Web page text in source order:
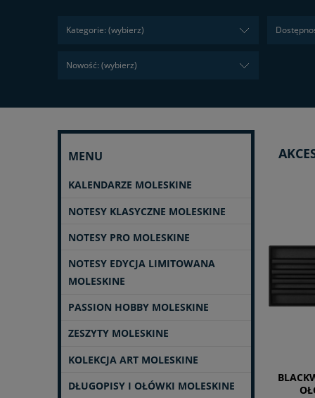
Kategorie: (wybierz)
Nowość: (wybierz)
MENU
KALENDARZE MOLESKINE
NOTESY KLASYCZNE MOLESKINE
NOTESY PRO MOLESKINE
NOTESY EDYCJA LIMITOWANA
MOLESKINE
PASSION HOBBY MOLESKINE
ZESZYTY MOLESKINE
KOLEKCJA ART MOLESKINE
DŁUGOPISY I OŁÓWKI MOLESKINE